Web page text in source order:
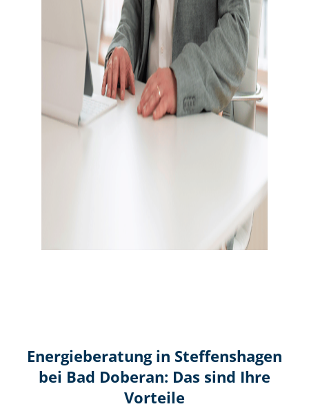
Energieberatung in Steffenshagen
bei Bad Doberan: Das sind Ihre
Vorteile